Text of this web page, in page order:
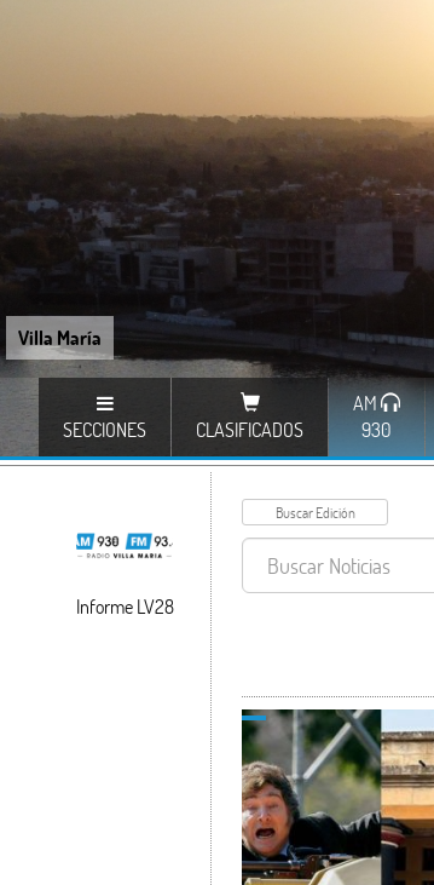
Villa María
SECCIONES CLASIFICADOS
AM
930
Informe LV28